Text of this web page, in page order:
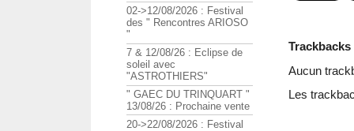
Trackbacks
Aucun
Les
02->12/08/2026 : Festival
des " Rencontres ARIOSO
"
7 & 12/08/26 : Eclipse de
soleil avec
"ASTROTHIERS"
" GAEC DU TRINQUART "
13/08/26 : Prochaine vente
20->22/08/2026 : Festival